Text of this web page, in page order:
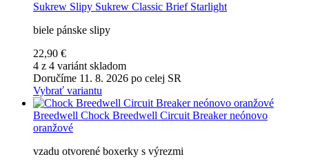
Sukrew Slipy Sukrew Classic Brief Starlight
biele pánske slipy
22,90 €
4 z 4 variánt skladom
Doručíme 11. 8. 2026 po celej SR
Vybrať variantu
Breedwell Chock Breedwell Circuit Breaker neónovo
oranžové
vzadu otvorené boxerky s výrezmi